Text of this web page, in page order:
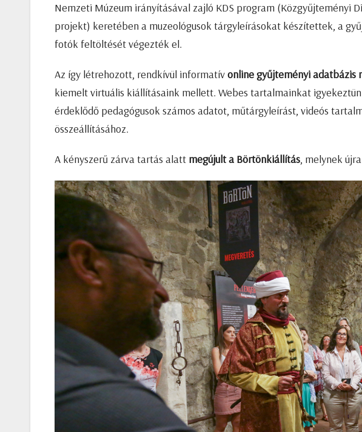
Nemzeti Múzeum irányításával zajló KDS program (Közgyűjteményi
projekt) keretében a muzeológusok tárgyleírásokat készítettek, a
fotók feltöltését végezték el.
Az így létrehozott, rendkívül informatívonline gyűjteményi adatbázis
kiemelt virtuális kiállításaink mellett. Webes tartalmainkat
érdeklődő pedagógusok számos adatot, műtárgyleírást, videós
összeállításához.
A kényszerű zárva tartás alatt megújult a Börtönkiállítás, melynek